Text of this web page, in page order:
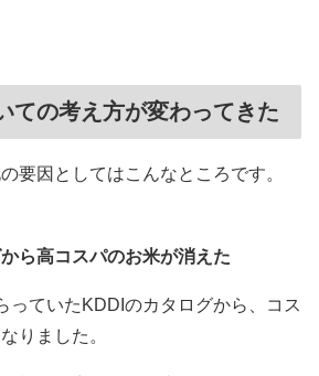
ての考え方が変わってきた
要因としてはこんなところです。
ら高コスパのお米が消えた
っていたKDDIのカタログから、コス
りました。